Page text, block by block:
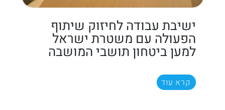
ישיבת עבודה לחיזוק שיתוף
הפעולה עם משטרת ישראל
למען ביטחון תושבי המושבה
קרא עוד